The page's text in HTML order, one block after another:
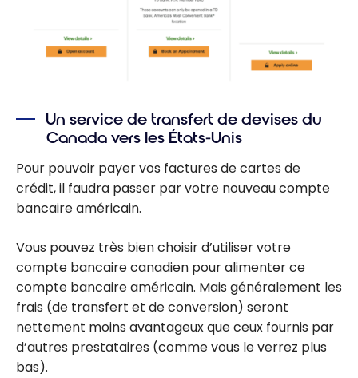
Un service de transfert de devises du
Canada vers les États-Unis
Pour pouvoir payer vos factures de cartes de
crédit, il faudra passer par votre nouveau compte
bancaire américain.
Vous pouvez très bien choisir d’utiliser votre
compte bancaire canadien pour alimenter ce
compte bancaire américain. Mais généralement les
frais (de transfert et de conversion) seront
nettement moins avantageux que ceux fournis par
d’autres prestataires (comme vous le verrez plus
bas).